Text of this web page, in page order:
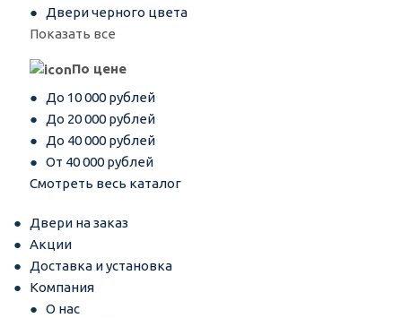
Двери черного цвета
Показать все
По цене
До 10 000 рублей
До 20 000 рублей
До 40 000 рублей
От 40 000 рублей
Смотреть весь каталог
Двери на заказ
Акции
Доставка и установка
Компания
О нас